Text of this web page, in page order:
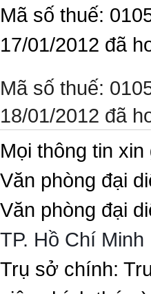
Mã số thuế:
17/01/2012 đã
Mã số thuế:
18/01/2012 đã
Mọi thông tin
Văn phòng đại
Văn phòng đại
TP. Hồ Chí Minh
Trụ sở chính: